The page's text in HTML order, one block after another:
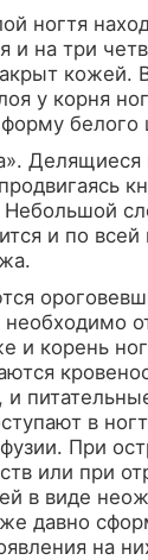
ногтя
и на три
кожей.
у корня
белого
Небольшой
и по всей
и корень
и
в
При
или при
в виде
давно
на